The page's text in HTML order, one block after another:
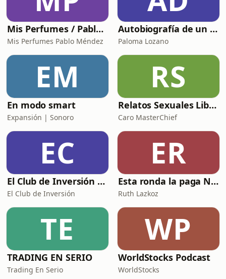
cómo este fenómen
Mis Perfumes / Pablo Méndez
Mis Perfumes Pablo Méndez
Autobiografía de un Yogui con sitar
Paloma Lozano
EM
En modo smart
Expansión | Sonoro
RS
Relatos Sexuales Liberales
Caro MasterChief
EC
El Club de Inversión podcast
El Club de Inversión
ER
Esta ronda la paga Newton
Ruth Lazkoz
TE
TRADING EN SERIO
Trading En Serio
WP
WorldStocks Podcast
WorldStocks